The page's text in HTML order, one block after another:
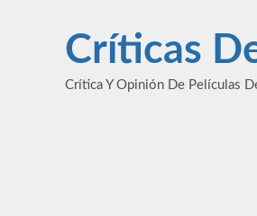
contenidoCríticas
Crítica Y Opinión De Películas